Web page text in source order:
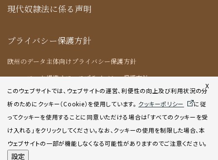
現代奴隷法に係る声明
プライバシー保護方針
欧州のデータ主体向けプライバシー保護方針
ニューヨーク提携オフィスプライバシー保護方針
クッキーポリシー
AIポリシー
X
このウェブサイトでは、ウェブサイトの運営、利便性の向上及び利用状況の分
析のためにクッキー（Cookie）を使用しています。 クッキーポリシー
に従
ってクッキーを使用することに同意いただける場合は「すべてのクッキーを受
け入れる」をクリックしてください。なお、クッキーの使用を制限した場合、本
ウェブサイトの一部が機能しなくなる可能性がありますのでご注意ください。
設定